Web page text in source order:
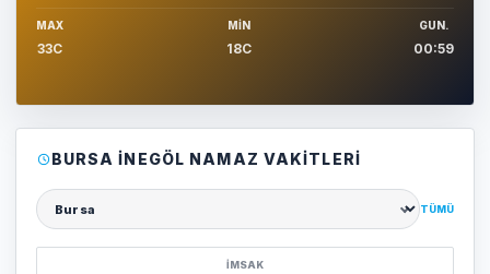
MAX
33C
MIN
18C
GUN.
00:59
BURSA İNEGÖL NAMAZ VAKITLERI
Şehir seçin
TÜMÜ
İMSAK